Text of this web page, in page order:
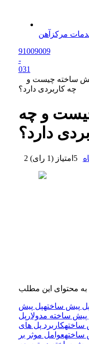
مرکزآهن
91009009
-
031
ساخته چیست و
چه کاربردی دارد؟
و چه
دارد؟
5 امتیاز (1 رای )
محتوای این مطلب
پل پیش ساختهپل پیش
پیش ساخته مدولار پل
ساختهکاربرد پل های
ساختهعوامل موثر بر